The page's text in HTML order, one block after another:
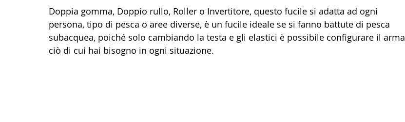
Doppia gomma, Doppio rullo, Roller o Invertitore, questo fucile si adatta ad ogni
persona, tipo di pesca o aree diverse, è un fucile ideale se si fanno battute di pesca
subacquea, poiché solo cambiando la testa e gli elastici è possibile configurare il arma
ciò di cui hai bisogno in ogni situazione.